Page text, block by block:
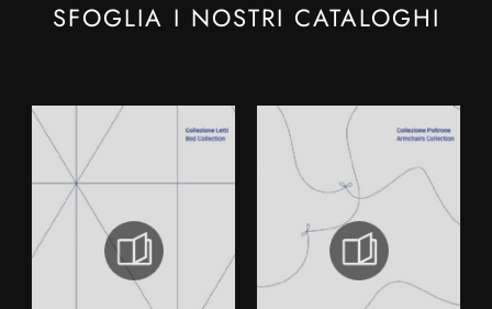
SFOGLIA I NOSTRI CATALOGHI